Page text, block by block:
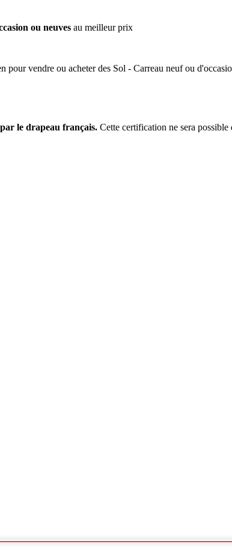
ou neuves au meilleur prix
pour vendre ou acheter des Sol - Carreau neuf ou
le drapeau français. Cette certification ne sera